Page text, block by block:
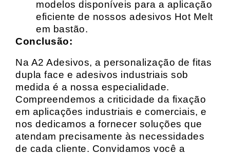
modelos disponíveis para a aplicação
eficiente de nossos adesivos Hot Melt
em bastão.
Conclusão:
Na A2 Adesivos, a personalização de fitas
dupla face e adesivos industriais sob
medida é a nossa especialidade.
Compreendemos a criticidade da fixação
em aplicações industriais e comerciais, e
nos dedicamos a fornecer soluções que
atendam precisamente às necessidades
de cada cliente. Convidamos você a